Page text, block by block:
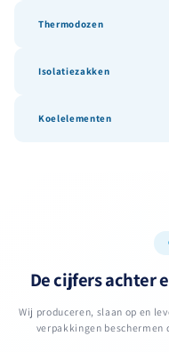
Thermodozen
Isolatiezakken
Koelelementen
De cijfers achter
Wij produceren, slaan op en
verpakkingen beschermen